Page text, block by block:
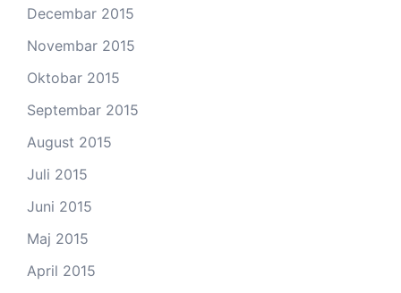
Decembar 2015
Novembar 2015
Oktobar 2015
Septembar 2015
August 2015
Juli 2015
Juni 2015
Maj 2015
April 2015